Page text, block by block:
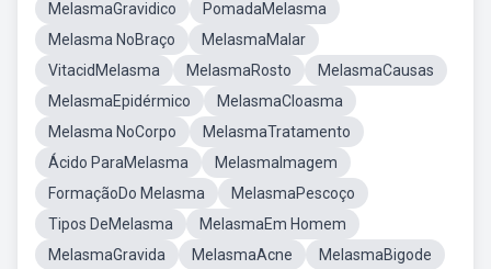
MelasmaGravidico
PomadaMelasma
Melasma NoBraço
MelasmaMalar
VitacidMelasma
MelasmaRosto
MelasmaCausas
MelasmaEpidérmico
MelasmaCloasma
Melasma NoCorpo
MelasmaTratamento
Ácido ParaMelasma
MelasmaImagem
FormaçãoDo Melasma
MelasmaPescoço
Tipos DeMelasma
MelasmaEm Homem
MelasmaGravida
MelasmaAcne
MelasmaBigode